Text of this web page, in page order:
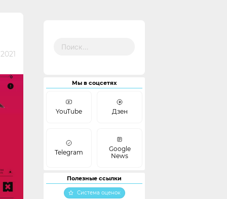
Мы в соцсетях
YouTube Дзен
Telegram
Google
News
Полезные ссылки
Система оценок